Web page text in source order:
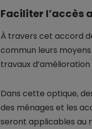
Faciliter l’accès
À travers cet accord
commun leurs
travaux
Dans cette optique,
des ménages et les
seront applicables au